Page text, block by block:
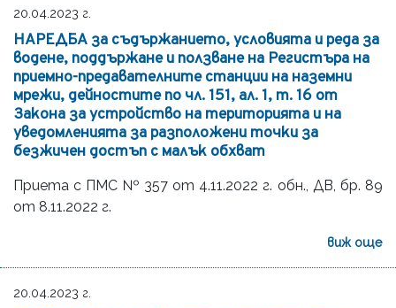
20.04.2023 г.
НАРЕДБА за съдържанието, условията и реда за
водене, поддържане и ползване на Регистъра на
приемно-предавателните станции на наземни
мрежи, дейностите по чл. 151, ал. 1, т. 16 от
Закона за устройство на територията и на
уведомленията за разположени точки за
безжичен достъп с малък обхват
Приета с ПМС № 357 от 4.11.2022 г. обн., ДВ, бр. 89
от 8.11.2022 г.
виж още
20.04.2023 г.